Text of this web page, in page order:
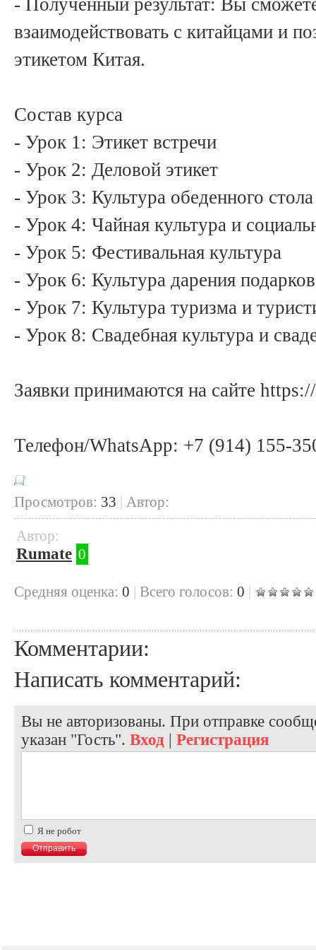
взаимодействовать с китайцами и
этикетом Китая.
Состав курса
- Урок 1: Этикет встречи
- Урок 2: Деловой этикет
- Урок 3: Культура обеденного стола
- Урок 4: Чайная культура и
- Урок 5: Фестивальная культура
- Урок 6: Культура дарения подарков
- Урок 7: Культура туризма и
- Урок 8: Свадебная культура и
Заявки принимаются на сайте
Телефон/WhatsApp: +7 (914) 155-
Просмотров: 33 | Автор:
Автор:
Rumate 0
Cредняя оценка: 0 | Всего голосов: 0 |
Комментарии:
Написать комментарий:
Вы не авторизованы. При отправке
указан "Гость". Вход | Регистрация
Я не робот